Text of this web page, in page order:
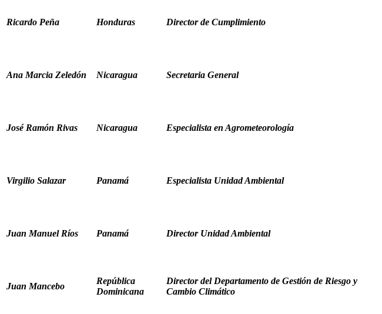
Ricardo Peña Honduras Director de Cumplimiento
Ana Marcia Zeledón Nicaragua Secretaria General
José Ramón Rivas Nicaragua Especialista en Agrometeorología
Virgilio Salazar Panamá Especialista Unidad Ambiental
Juan Manuel Ríos Panamá Director Unidad Ambiental
Juan Mancebo
República
Dominicana
Director del Departamento de Gestión de Riesgo y
Cambio Climático